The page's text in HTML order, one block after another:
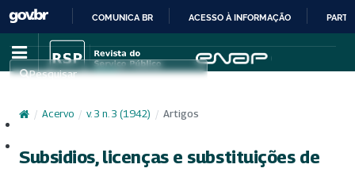
IR
PARA
CONTEÚDO
COMUNICA BR ACESSO À INFORMAÇÃO
Pesquisar
/ Acervo / v. 3 n. 3 (1942) / Artigos
Subsidios, licenças e substituições de